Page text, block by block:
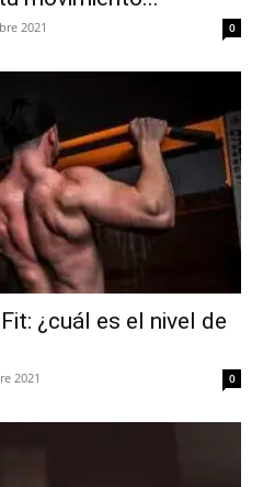
2021 0
¿cuál es el nivel de
2021 0